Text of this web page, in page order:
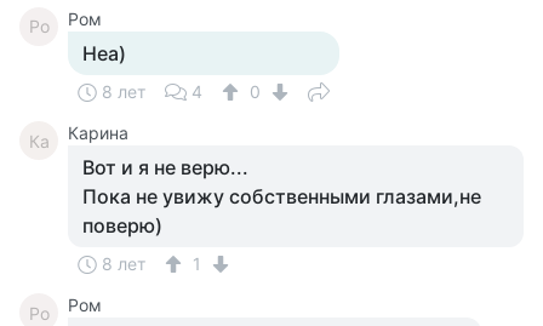
Ро Ром
Неа)
8 лет 4 0
Ка Карина
Вот и я не верю...
Пока не увижу собственными глазами,не
поверю)
8 лет 1
Ро Ром